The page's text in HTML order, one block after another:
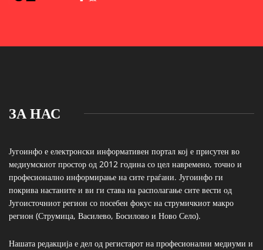
ЗА НАС
Југоинфо е електронски информативен портал кој е присутен во
медиумскиот простор од 2012 година со цел навремено, точно и
професионално информирање на сите граѓани. Југоинфо ги
покрива настаните и ви ги става на располагање сите вести од
Југоисточниот регион со посебен фокус на струмичкиот макро
регион (Струмица, Василево, Босилово и Ново Село).
Нашата редакција е дел од регистарот на професионални медиуми и